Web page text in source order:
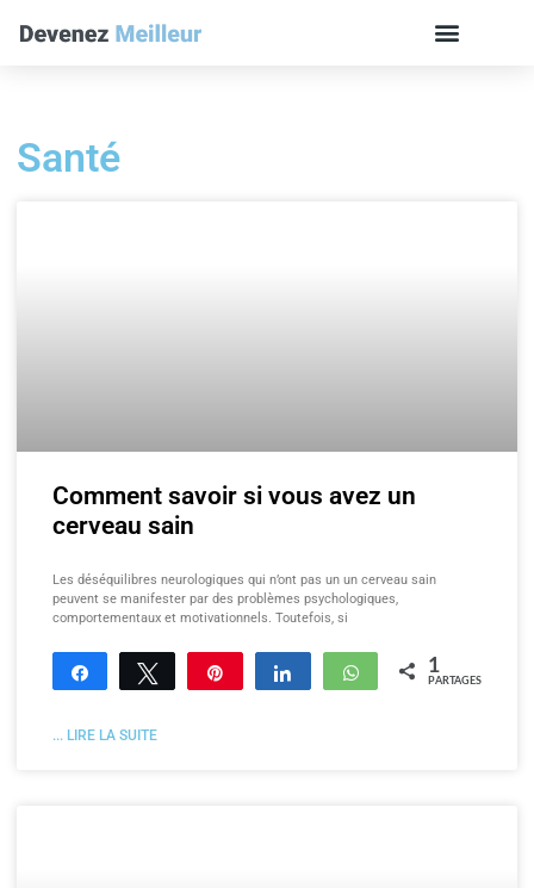
Santé
Comment savoir si vous avez un
cerveau sain
Les déséquilibres neurologiques qui n’ont pas un un cerveau sain
peuvent se manifester par des problèmes psychologiques,
comportementaux et motivationnels. Toutefois, si
Partagez Tweetez Enregistrer Partagez WhatsApp
1
PARTAGES
... LIRE LA SUITE